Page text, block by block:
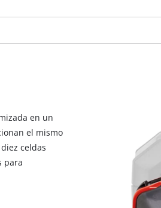
¡Necesitamos su consentimiento para
the site with their CMP to add this content
to the list of technologies used.
Powered by
Usercentrics Consent
en un
el mismo
celdas
para